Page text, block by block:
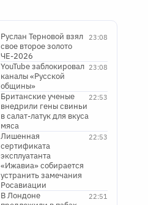
23:08
Руслан Терновой взял
свое второе золото
ЧЕ-2026
23:08
YouTube заблокировал
каналы «Русской
общины»
22:53
Британские ученые
внедрили гены свиньи
в салат-латук для вкуса
мяса
22:53
Лишенная
сертификата
эксплуатанта
«Ижавиа» собирается
устранить замечания
Росавиации
22:51
В Лондоне